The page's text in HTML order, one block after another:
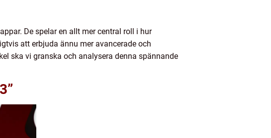
De spelar en allt mer central roll i hur
att erbjuda ännu mer avancerade och
ska vi granska och analysera denna spännande